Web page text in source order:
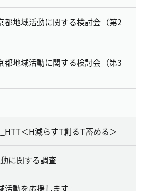
都地域活動に関する検討会（第2
都地域活動に関する検討会（第3
＜H減らすT創るT蓄める＞
に関する調査
活動を応援します